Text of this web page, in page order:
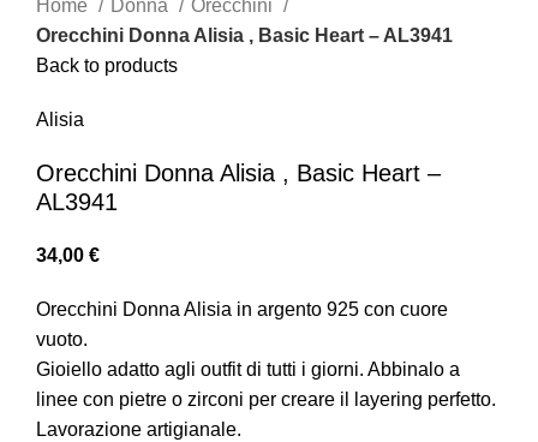
Home Donna
Orecchini
Orecchini Donna Alisia , Basic Heart – AL3941
Back to products
Alisia
Orecchini Donna Alisia , Basic Heart –
AL3941
34,00 €
Orecchini Donna Alisia in argento 925 con cuore
vuoto.
Gioiello adatto agli outfit di tutti i giorni. Abbinalo a
linee con pietre o zirconi per creare il layering perfetto.
Lavorazione artigianale.